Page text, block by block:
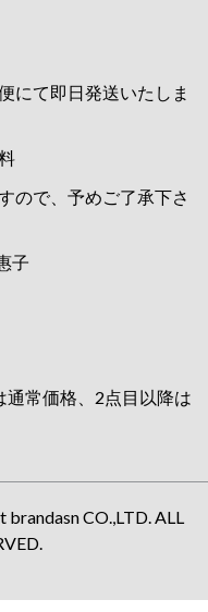
にて即日発送いたしま
ので、予めご了承下さ
子
通常価格、2点目以降は
CO.,LTD. ALL